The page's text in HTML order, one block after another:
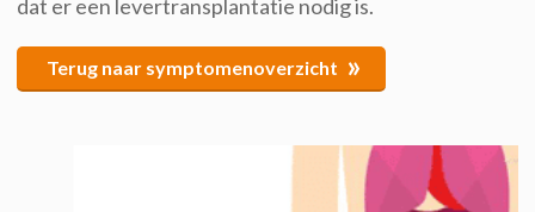
dat er een levertransplantatie nodig is.
Terug naar symptomenoverzicht »